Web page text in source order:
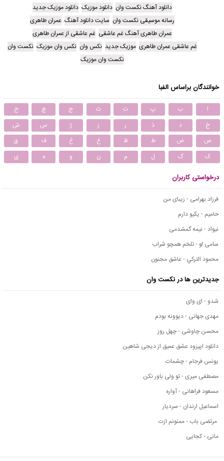
دانلود آهنگ نکست وان دانلود موزیک دانلود موزیک جدید
رسانه موسیقی نکست وان سایت دانلود آهنگ عمران طاهری
عمران طاهری آهنگ غم عاشقی غم عاشقی از عمران طاهری
غم عاشقی عمران طاهری موزیک جدید نکس وان نکس وان موزیک نکست وان
نکست وان موزیک
خوانندگان براساس الفبا
ا ب پ ت ث ج چ
ح
خ
د ذ ر ز ژ س
ش
ص
ض ط ظ ع غ ف
ق
ک
گ ل م ن و ه ی
درخواستی کاربران
فرزاد بهرامی - زیبای من
حامیم - یکیو دارم
نیواد - نیمه گمشدمی
سامی لو - تلخم همچو شراب
محمود التركي - عاشق مجنون
جدیدترین ها در نکست وان
شدو - ای وای
مهدی جهانی - دیوونه بودم
محسن چاوشی - چهل روز
دانلود اپیزود عشق عمیق از دیجی شاهین
یونس فرجام - چشمات
مصطفی میری - تو ولی باور نکن
مسعود فراهانی - آواره
اسماعیل ارندان - سردیار
مرتضی باب - ممنونم ازت
مانی - کجایی